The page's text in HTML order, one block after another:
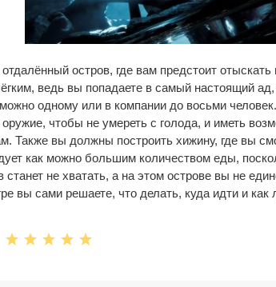
остров, где вам предстоит
ведь вы попадаете в самый настоящий
одному или в компании до восьми
чтобы не умереть с голода, и иметь
Также вы должны построить хижину, где вы
как можно большим количеством еды,
не хватать, а на этом острове вы не
вы сами решаете, что делать, куда идти и